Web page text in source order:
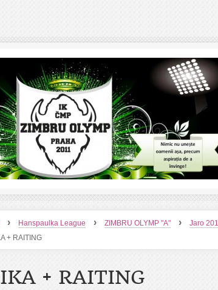
› Hanspaulka League › ZIMBRU OLYMP "A" ›
Jaro
+ RAITING
+ RAITING